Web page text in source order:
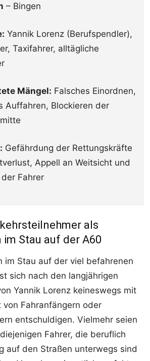
– Bingen
Yannik Lorenz (Berufspendler),
Taxifahrer, alltägliche
Mängel: Falsches Einordnen,
Auffahren, Blockieren der
Gefährdung der Rettungskräfte
Appell an Weitsicht und
Fahrer
als
Stau auf der A60
im Stau auf der viel befahrenen
sich nach den langjährigen
Yannik Lorenz keineswegs mit
Fahranfängern oder
entschuldigen. Vielmehr seien
Fahrer, die beruflich
auf den Straßen unterwegs sind